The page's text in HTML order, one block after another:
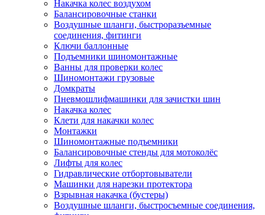
Накачка колес воздухом
Балансировочные станки
Воздушные шланги, быстроразъемные
соединения, фитинги
Ключи баллонные
Подъемники шиномонтажные
Ванны для проверки колес
Шиномонтажи грузовые
Домкраты
Пневмошлифмашинки для зачистки шин
Накачка колес
Клети для накачки колес
Монтажки
Шиномонтажные подъемники
Балансировочные стенды для мотоколёс
Лифты для колес
Гидравлические отбортовыватели
Машинки для нарезки протектора
Взрывная накачка (бустеры)
Воздушные шланги, быстросъемные соединения,